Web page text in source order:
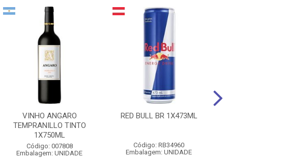
VINHO ANGARO
TEMPRANILLO TINTO
1X750ML
Código: 007808
Embalagem: UNIDADE
RED BULL BR 1X473ML
Código: RB34960
Embalagem: UNIDADE